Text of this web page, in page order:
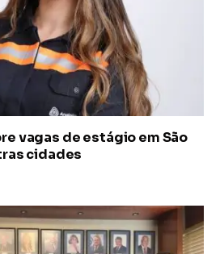
vagas de estágio em São
cidades